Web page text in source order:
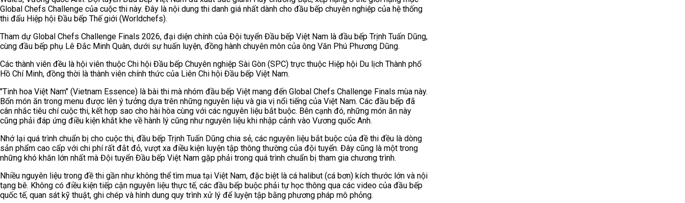
Global Chefs Challenge của cuộc thi này. Đây là nội dung thi danh giá nhất dành cho đầu bếp chuyên nghiệp của hệ thống
thi đấu Hiệp hội Đầu bếp Thế giới (Worldchefs).
Tham dự Global Chefs Challenge Finals 2026, đại diện chính của Đội tuyển Đầu bếp Việt Nam là đầu bếp Trịnh Tuấn Dũng,
cùng đầu bếp phụ Lê Đắc Minh Quân, dưới sự huấn luyện, đồng hành chuyên môn của ông Văn Phú Phương Dũng.
Các thành viên đều là hội viên thuộc Chi hội Đầu bếp Chuyên nghiệp Sài Gòn (SPC) trực thuộc Hiệp hội Du lịch Thành phố
Hồ Chí Minh, đồng thời là thành viên chính thức của Liên Chi hội Đầu bếp Việt Nam.
"Tinh hoa Việt Nam" (Vietnam Essence) là bài thi mà nhóm đầu bếp Việt mang đến Global Chefs Challenge Finals mùa này.
Bốn món ăn trong menu được lên ý tưởng dựa trên những nguyên liệu và gia vị nổi tiếng của Việt Nam. Các đầu bếp đã
cân nhắc tiêu chí cuộc thi, kết hợp sao cho hài hòa cùng với các nguyên liệu bắt buộc. Bên cạnh đó, những món ăn này
cũng phải đáp ứng điều kiện khắt khe về hành lý cũng như nguyên liệu khi nhập cảnh vào Vương quốc Anh.
Nhớ lại quá trình chuẩn bị cho cuộc thi, đầu bếp Trịnh Tuấn Dũng chia sẻ, các nguyên liệu bắt buộc của đề thi đều là dòng
sản phẩm cao cấp với chi phí rất đắt đỏ, vượt xa điều kiện luyện tập thông thường của đội tuyển. Đây cũng là một trong
những khó khăn lớn nhất mà Đội tuyển Đầu bếp Việt Nam gặp phải trong quá trình chuẩn bị tham gia chương trình.
Nhiều nguyên liệu trong đề thi gần như không thể tìm mua tại Việt Nam, đặc biệt là cá halibut (cá bơn) kích thước lớn và nội
tạng bê. Không có điều kiện tiếp cận nguyên liệu thực tế, các đầu bếp buộc phải tự học thông qua các video của đầu bếp
quốc tế, quan sát kỹ thuật, ghi chép và hình dung quy trình xử lý để luyện tập bằng phương pháp mô phỏng.